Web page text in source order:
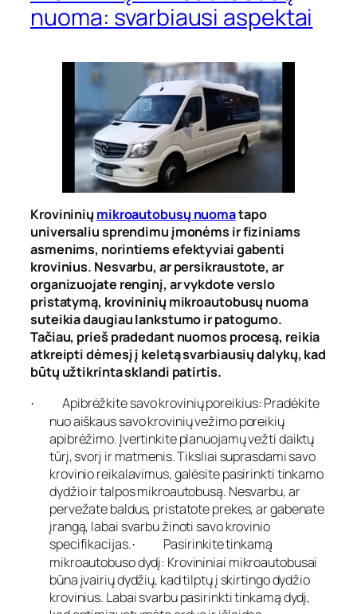
nuoma: svarbiausi aspektai
Krovininių mikroautobusų nuomatapo
universaliu sprendimu įmonėms ir fiziniams
asmenims, norintiems efektyviai gabenti
krovinius. Nesvarbu, ar persikraustote, ar
organizuojate renginį, ar vykdote verslo
pristatymą, krovininių mikroautobusų nuoma
suteikia daugiau lankstumo ir patogumo.
Tačiau, prieš pradedant nuomos procesą, reikia
atkreipti dėmesį į keletą svarbiausių dalykų, kad
būtų užtikrinta sklandi patirtis.
·
Apibrėžkite savo krovinių poreikius: Pradėkite
nuo aiškaus savo krovinių vežimo poreikių
apibrėžimo. Įvertinkite planuojamų vežti daiktų
tūrį, svorį ir matmenis. Tiksliai suprasdami savo
krovinio reikalavimus, galėsite pasirinkti tinkamo
dydžio ir talpos mikroautobusą. Nesvarbu, ar
pervežate baldus, pristatote prekes, ar gabenate
įrangą, labai svarbu žinoti savo krovinio
specifikacijas.·
Pasirinkite tinkamą
mikroautobuso dydį: Krovininiai mikroautobusai
būna įvairių dydžių, kad tilptų į skirtingo dydžio
krovinius. Labai svarbu pasirinkti tinkamą dydį,